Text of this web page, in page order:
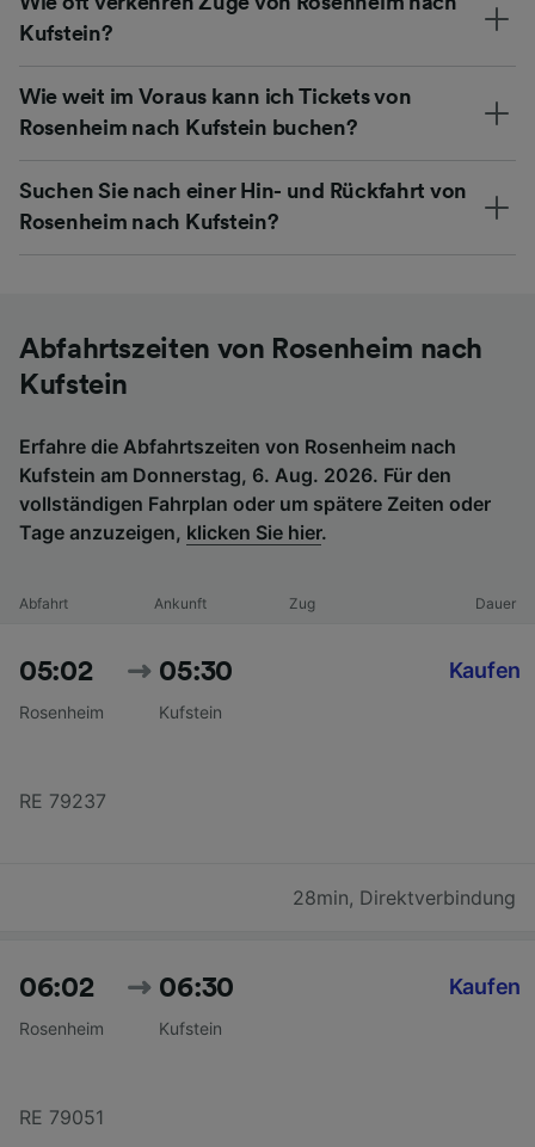
Kufstein?
Wie weit im Voraus kann ich Tickets von
Rosenheim nach Kufstein buchen?
Suchen Sie nach einer Hin- und Rückfahrt von
Rosenheim nach Kufstein?
Abfahrtszeiten von Rosenheim nach
Kufstein
Erfahre die Abfahrtszeiten von Rosenheim nach
Kufstein am Donnerstag, 6. Aug. 2026. Für den
vollständigen Fahrplan oder um spätere Zeiten oder
Tage anzuzeigen, klicken Sie hier.
Abfahrt Ankunft Zug Dauer
05:02
Rosenheim
05:30
Kufstein
RE 79237
Kaufen
28min, Direktverbindung
06:02
Rosenheim
06:30
Kufstein
RE 79051
Kaufen